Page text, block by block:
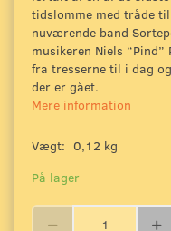
tidslomme med tråde
nuværende band
musikeren Niels
fra tresserne til i dag
der er gået.
Mere information
Vægt: 0,12 kg
På lager